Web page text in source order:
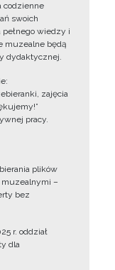
codzienne
swoich
wiedzy i
muzealne będą
dydaktycznej.
zajęcia
pracy.
plików
muzealnymi –
bez
r. oddział
dla